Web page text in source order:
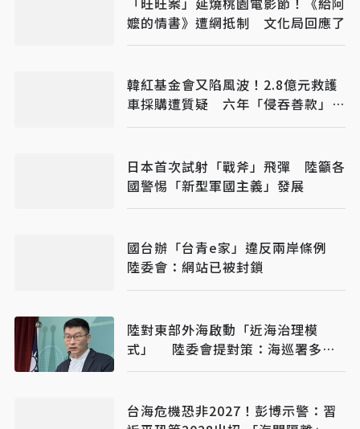
嬤的情書》遭網抵制 文化局回應了
韓紅基金會又陷風波！2.8億元救護
車採購遭質疑 六年「侵吞善款」傳
聞再起
日本首次試射「戰斧」飛彈 陸籲各
國警惕「新型軍國主義」發展
國台辦「台青e家」違反兩岸條例
陸委會：網站已被封鎖
陸對東部外海啟動「近海治理模
式」 陸委會提對策：海巡署多加
油
台海危機恐非2027！彭博示警：習